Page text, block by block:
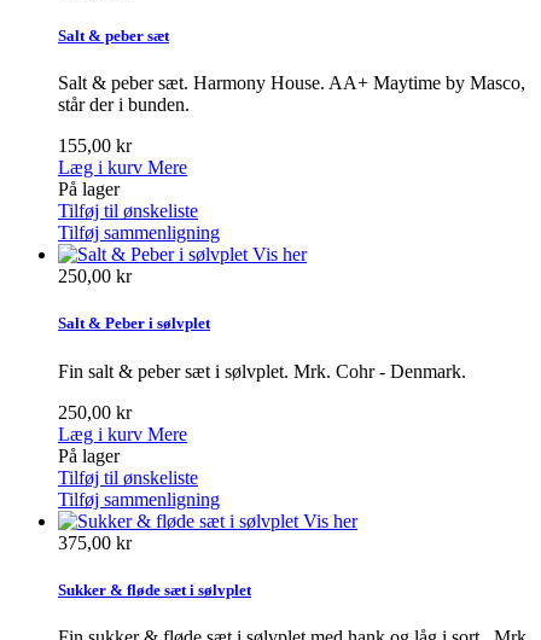
Salt & peber sæt
Salt & peber sæt. Harmony House. AA+ Maytime by Masco,
står der i bunden.
155,00 kr
Læg i kurv Mere
På lager
Tilføj til ønskeliste
Tilføj sammenligning
Vis her
250,00 kr
Salt & Peber i sølvplet
Fin salt & peber sæt i sølvplet. Mrk. Cohr - Denmark.
250,00 kr
Læg i kurv Mere
På lager
Tilføj til ønskeliste
Tilføj sammenligning
Vis her
375,00 kr
Sukker & fløde sæt i sølvplet